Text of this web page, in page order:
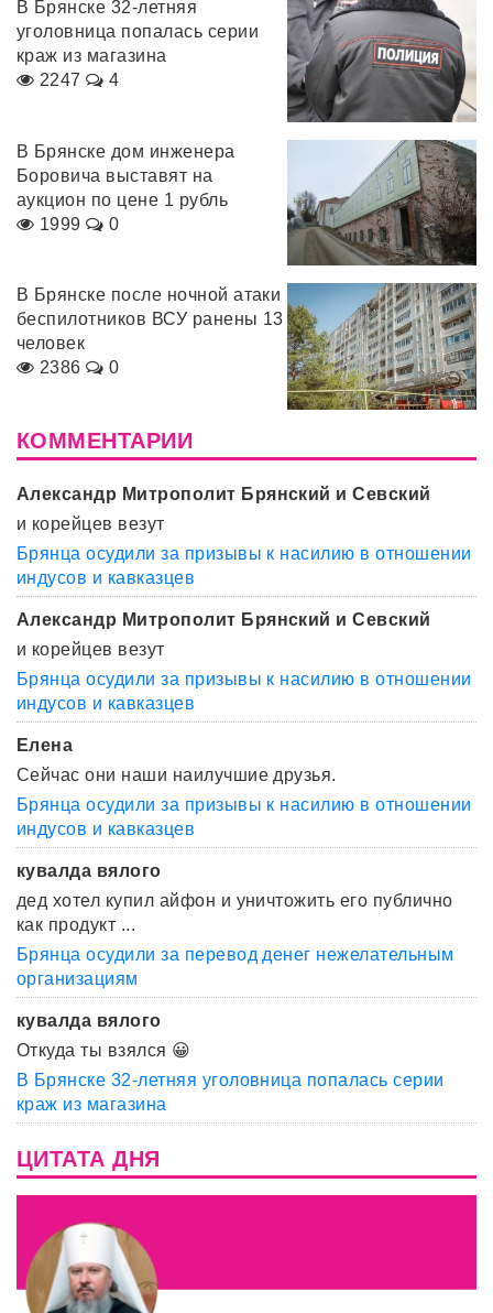
В Брянске 32-летняя
уголовница попалась серии
краж из магазина
2247
4
В Брянске дом инженера
Боровича выставят на
аукцион по цене 1 рубль
1999
0
В Брянске после ночной атаки
беспилотников ВСУ ранены 13
человек
2386
0
КОММЕНТАРИИ
Александр Митрополит Брянский и Севский
и корейцев везут
Брянца осудили за призывы к насилию в отношении
индусов и кавказцев
Александр Митрополит Брянский и Севский
и корейцев везут
Брянца осудили за призывы к насилию в отношении
индусов и кавказцев
Елена
Сейчас они наши наилучшие друзья.
Брянца осудили за призывы к насилию в отношении
индусов и кавказцев
кувалда вялого
дед хотел купил айфон и уничтожить его публично
как продукт ...
Брянца осудили за перевод денег нежелательным
организациям
кувалда вялого
Откуда ты взялся 😀
В Брянске 32-летняя уголовница попалась серии
краж из магазина
ЦИТАТА ДНЯ